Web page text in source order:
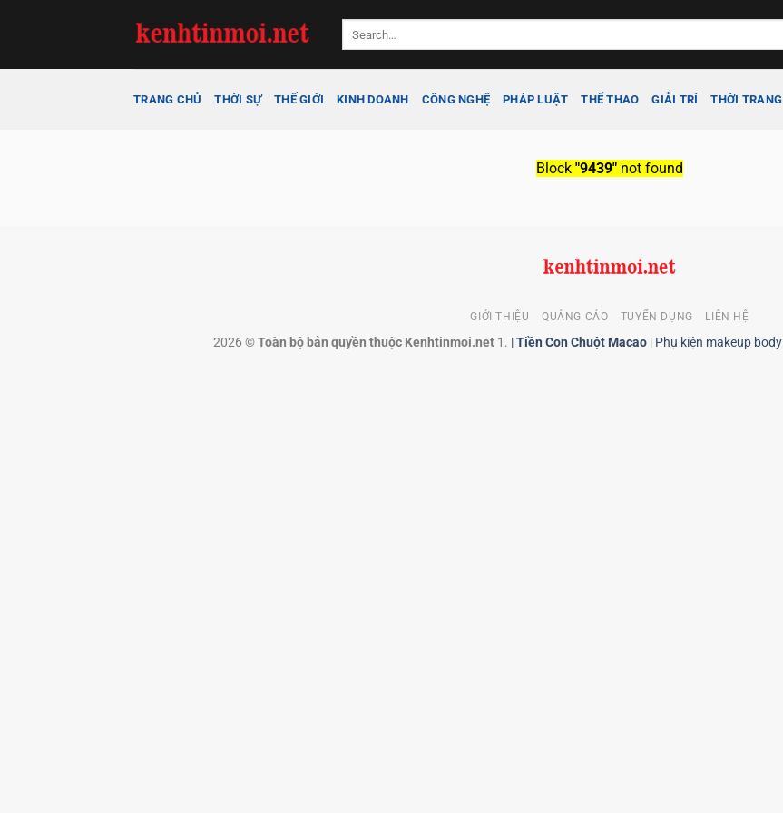
TRANG CHỦ THỜI SỰ THẾ GIỚI KINH DOANH CÔNG NGHỆ PHÁP LUẬT THỂ THAO GIẢI TRÍ THỜI TRANG
Block "9439" not found
GIỚI THIỆU QUẢNG CÁO TUYỂN DỤNG LIÊN HỆ
2026 ©Toàn bộ bản quyền thuộc Kenhtinmoi.net 1. |Tiền Con Chuột Macao | Phụ kiện makeup body